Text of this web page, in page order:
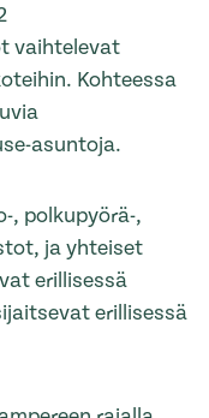
vaihtelevat
Kohteessa
asuntoja.
, polkupyörä-,
ja yhteiset
erillisessä
erillisessä